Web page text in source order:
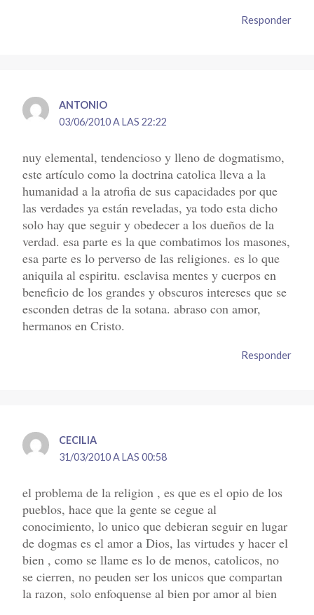
Responder
ANTONIO
03/06/2010 A LAS 22:22
nuy elemental, tendencioso y lleno de dogmatismo,
este artículo como la doctrina catolica lleva a la
humanidad a la atrofia de sus capacidades por que
las verdades ya están reveladas, ya todo esta dicho
solo hay que seguir y obedecer a los dueños de la
verdad. esa parte es la que combatimos los masones,
esa parte es lo perverso de las religiones. es lo que
aniquila al espiritu. esclavisa mentes y cuerpos en
beneficio de los grandes y obscuros intereses que se
esconden detras de la sotana. abraso con amor,
hermanos en Cristo.
Responder
CECILIA
31/03/2010 A LAS 00:58
el problema de la religion , es que es el opio de los
pueblos, hace que la gente se cegue al
conocimiento, lo unico que debieran seguir en lugar
de dogmas es el amor a Dios, las virtudes y hacer el
bien , como se llame es lo de menos, catolicos, no
se cierren, no peuden ser los unicos que compartan
la razon, solo enfoquense al bien por amor al bien